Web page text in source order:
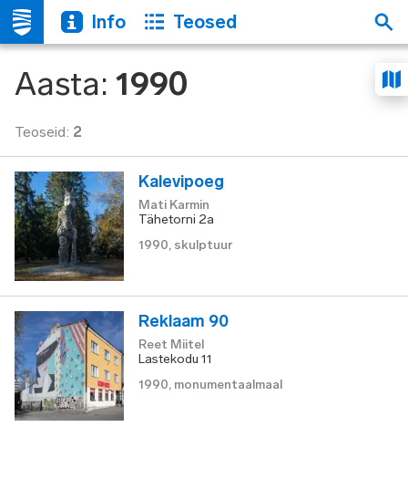
Info Teosed
Aasta: 1990
Teoseid: 2
Kalevipoeg
Mati Karmin
Tähetorni 2a
1990, skulptuur
Reklaam 90
Reet Miitel
Lastekodu 11
1990, monumentaalmaal